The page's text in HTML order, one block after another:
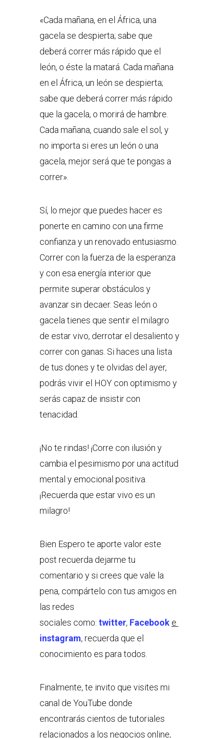
«Cada mañana, en el África, una
gacela se despierta; sabe que
deberá correr más rápido que el
león, o éste la matará. Cada mañana
en el África, un león se despierta;
sabe que deberá correr más rápido
que la gacela, o morirá de hambre.
Cada mañana, cuando sale el sol, y
no importa si eres un león o una
gacela, mejor será que te pongas a
correr».
Sí, lo mejor que puedes hacer es
ponerte en camino con una firme
confianza y un renovado entusiasmo.
Correr con la fuerza de la esperanza
y con esa energía interior que
permite superar obstáculos y
avanzar sin decaer. Seas león o
gacela tienes que sentir el milagro
de estar vivo, derrotar el desaliento y
correr con ganas. Si haces una lista
de tus dones y te olvidas del ayer,
podrás vivir el HOY con optimismo y
serás capaz de insistir con
tenacidad.
¡No te rindas! ¡Corre con ilusión y
cambia el pesimismo por una actitud
mental y emocional positiva.
¡Recuerda que estar vivo es un
milagro!
Bien Espero te aporte valor este
post recuerda dejarme tu
comentario y si crees que vale la
pena, compártelo con tus amigos en
las redes
sociales como: twitter, Facebook e
instagram, recuerda que el
conocimiento es para todos.
Finalmente, te invito que visites mi
canal de YouTube donde
encontrarás cientos de tutoriales
relacionados a los negocios online,